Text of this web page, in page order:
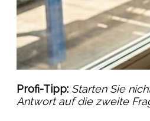
Profi-Tipp: Starten Sie
Antwort auf die zweite